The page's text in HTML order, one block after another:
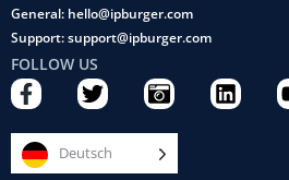
General: hello@ipburger.com
Support: support@ipburger.com
FOLLOW US
F
a
c
e
T
w
i
t
C
a
m
e
L
i
Deutsch